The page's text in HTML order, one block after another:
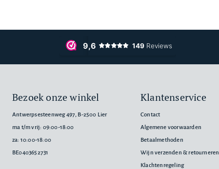
Bezoek onze winkel
Antwerpsesteenweg 497, B-2500 Lier
ma t/m vrij: 09:00-18:00
za: 10:00-18:00
BE0403652731
Klantenservice
Contact
Algemene voorwaarden
Betaalmethoden
Wijn verzenden & retourneren
Klachtenregeling